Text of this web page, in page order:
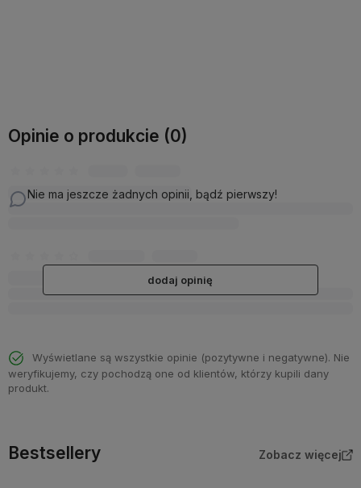
Opinie o produkcie (0)
Nie ma jeszcze żadnych opinii, bądź pierwszy!
dodaj opinię
Wyświetlane są wszystkie opinie (pozytywne i negatywne). Nie
weryfikujemy, czy pochodzą one od klientów, którzy kupili dany
produkt.
Bestsellery Zobacz więcej